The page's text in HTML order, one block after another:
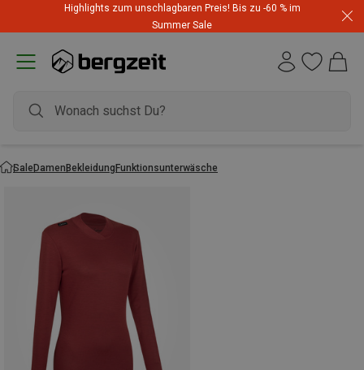
Highlights zum unschlagbaren Preis! Bis zu -60 % im
Summer Sale
SaleDamenBekleidungFunktionsunterwäsche